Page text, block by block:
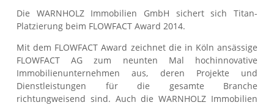
Die WARNHOLZ Immobilien GmbH sichert sich Titan-
Platzierung beim FLOWFACT Award 2014.
Mit dem FLOWFACT Award zeichnet die in Köln ansässige
FLOWFACT AG zum neunten Mal hochinnovative
Immobilienunternehmen aus, deren Projekte und
Dienstleistungen für die gesamte Branche
richtungweisend sind. Auch die WARNHOLZ Immobilien